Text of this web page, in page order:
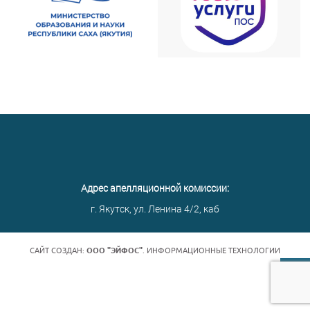
Адрес апелляционной комиссии:
г. Якутск, ул. Ленина 4/2, каб
САЙТ СОЗДАН: ООО "ЭЙФОС" . ИНФОРМАЦИОННЫЕ ТЕХНОЛОГИИ